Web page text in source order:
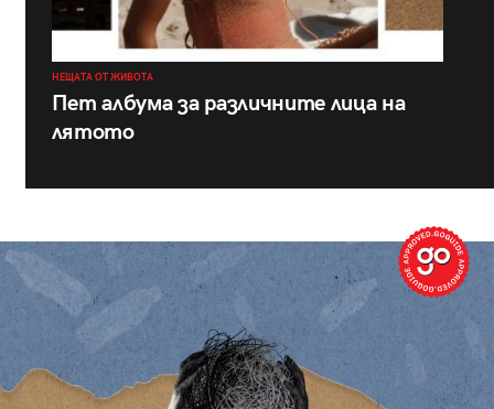
НЕЩАТА ОТ ЖИВОТА
Пет албума за различните лица на
лятото